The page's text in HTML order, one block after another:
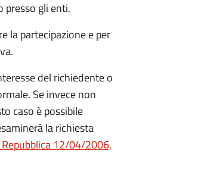
gli enti.
la partecipazione e per
del richiedente o
Se invece non
caso è possibile
la richiesta
12/04/2006,